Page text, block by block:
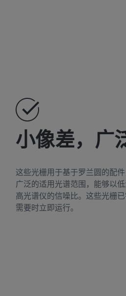
小像差，广
这些光栅用于基于罗兰圆的配
广泛的适用光谱范围，能够以
高光谱仪的信噪比。这些光栅
需要时立即运行。